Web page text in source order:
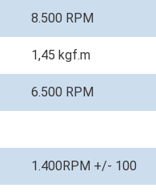
8.500 RPM
1,45 kgf.m
6.500 RPM
1.400RPM +/- 100